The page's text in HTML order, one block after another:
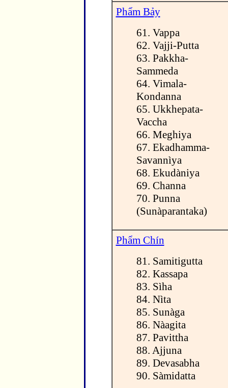
Phẩm Bảy
61. Vappa
62. Vajji-Putta
63. Pakkha-
Sammeda
64. Vimala-
Kondanna
65. Ukkhepata-
Vaccha
66. Meghiya
67. Ekadhamma-
Savannìya
68. Ekudàniya
69. Channa
70. Punna
(Sunàparantaka)
Phẩm Chín
81. Samitigutta
82. Kassapa
83. Sìha
84. Nìta
85. Sunàga
86. Nàagita
87. Pavittha
88. Ajjuna
89. Devasabha
90. Sàmidatta